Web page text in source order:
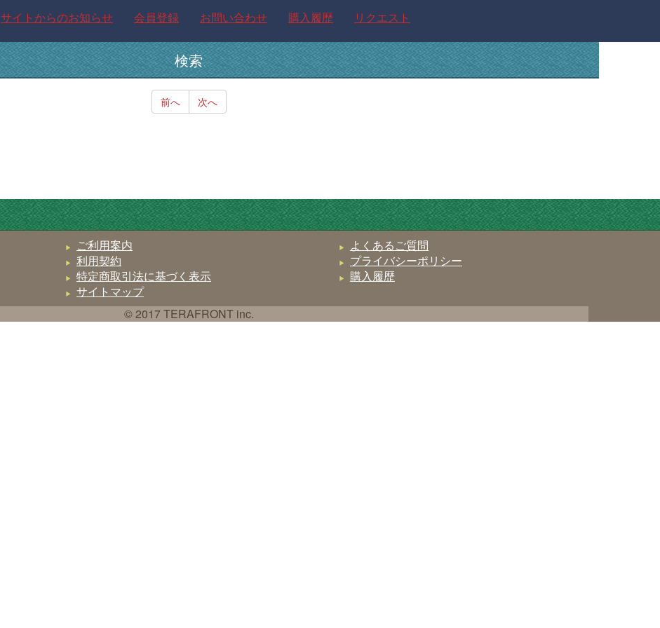
サイトからのお知らせ 会員登録 お問い合わせ 購入履歴 リクエスト
検索
前へ 次へ
ご利用案内
よくあるご質問
利用契約
プライバシーポリシー
特定商取引法に基づく表示
購入履歴
サイトマップ
© 2017 TERAFRONT inc.